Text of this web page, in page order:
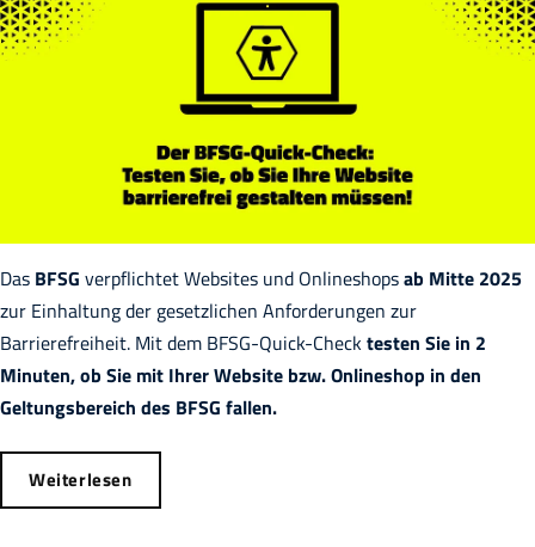
Das BFSG verpflichtet Websites und Onlineshopsab Mitte 2025
zur Einhaltung der gesetzlichen Anforderungen zur
Barrierefreiheit. Mit dem BFSG-Quick-Checktesten Sie in 2
Minuten, ob Sie mit Ihrer Website bzw. Onlineshop in den
Geltungsbereich des BFSG fallen.
Weiterlesen